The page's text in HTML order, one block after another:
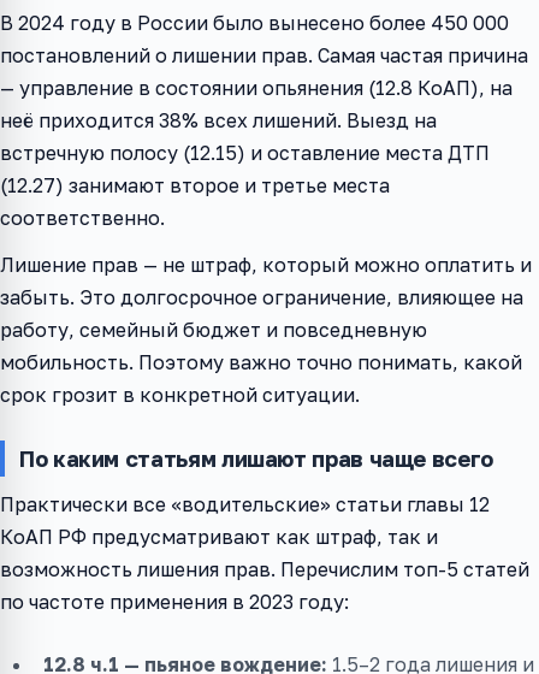
В 2024 году в России было вынесено более 450 000
постановлений о лишении прав. Самая частая причина
— управление в состоянии опьянения (12.8 КоАП), на
неё приходится 38% всех лишений. Выезд на
встречную полосу (12.15) и оставление места ДТП
(12.27) занимают второе и третье места
соответственно.
Лишение прав — не штраф, который можно оплатить и
забыть. Это долгосрочное ограничение, влияющее на
работу, семейный бюджет и повседневную
мобильность. Поэтому важно точно понимать, какой
срок грозит в конкретной ситуации.
По каким статьям лишают прав чаще всего
Практически все «водительские» статьи главы 12
КоАП РФ предусматривают как штраф, так и
возможность лишения прав. Перечислим топ-5 статей
по частоте применения в 2023 году:
12.8 ч.1 — пьяное вождение: 1.5–2 года лишения и